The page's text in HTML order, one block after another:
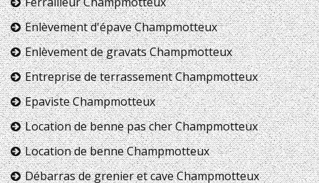
Enlèvement d'épave Champmotteux
Enlèvement de gravats Champmotteux
Entreprise de terrassement Champmotteux
Epaviste Champmotteux
Location de benne pas cher Champmotteux
Location de benne Champmotteux
Débarras de grenier et cave Champmotteux